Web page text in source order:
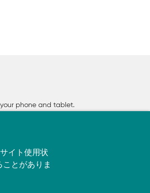
phone and tablet.
イト使用状
とがありま